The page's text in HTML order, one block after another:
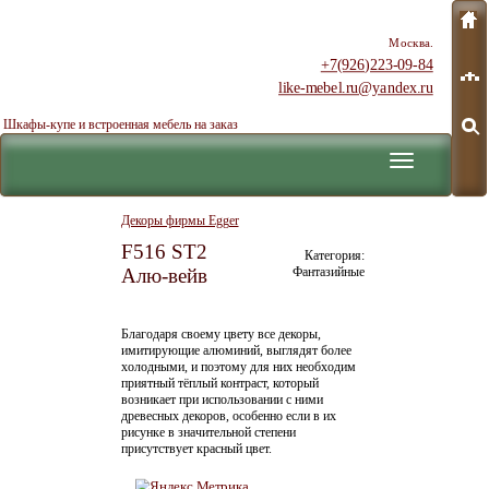
Шкафы-купе и встроенная мебель на заказ
Москва.
+7(926)223-09-84
like-mebel.ru@yandex.ru
Декоры фирмы Egger
F516 ST2
Алю-вейв
Категория:
Фантазийные
Благодаря своему цвету все декоры,
имитирующие алюминий, выглядят более
холодными, и поэтому для них необходим
приятный тёплый контраст, который
возникает при использовании с ними
древесных декоров, особенно если в их
рисунке в значительной степени
присутствует красный цвет.